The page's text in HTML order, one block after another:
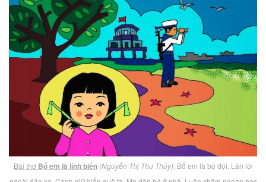
Bài thơ Bố em là lính biển (Nguyễn Thị Thu Thủy): Bố em là bộ đội, Lặn lội